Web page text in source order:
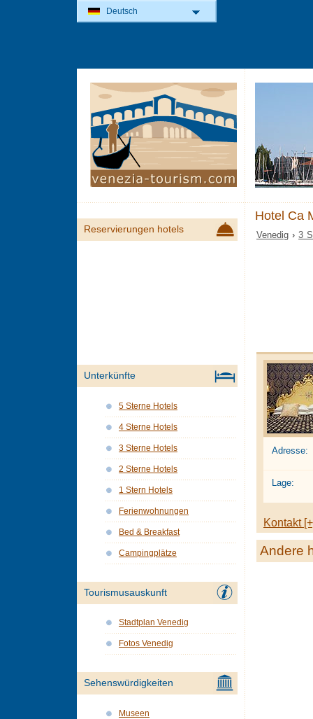
Hotel Ca
Venedig ›3
Adresse:
Lage:
Kontakt
Andere
Reservierungen hotels
Unterkünfte
5 Sterne Hotels
4 Sterne Hotels
3 Sterne Hotels
2 Sterne Hotels
1 Stern Hotels
Ferienwohnungen
Bed & Breakfast
Campingplätze
Tourismusauskunft
Stadtplan Venedig
Fotos Venedig
Sehenswürdigkeiten
Museen
Deutsch